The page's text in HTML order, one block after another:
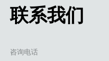
联系我们
咨询电话